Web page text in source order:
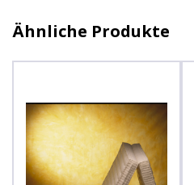
Ähnliche Produkte